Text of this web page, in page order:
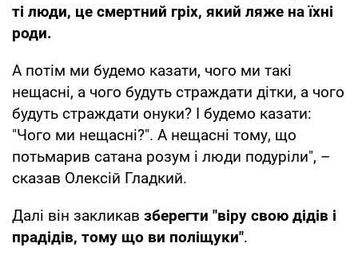
ті люди, це смертний гріх, який ляже на їхні
роди.
А потім ми будемо казати, чого ми такі
нещасні, а чого будуть страждати дітки, а чого
будуть страждати онуки? І будемо казати:
"Чого ми нещасні?". А нещасні тому, що
потьмарив сатана розум і люди подуріли", –
сказав Олексій Гладкий.
Далі він закликав зберегти "віру свою дідів і
прадідів, тому що ви поліщуки".